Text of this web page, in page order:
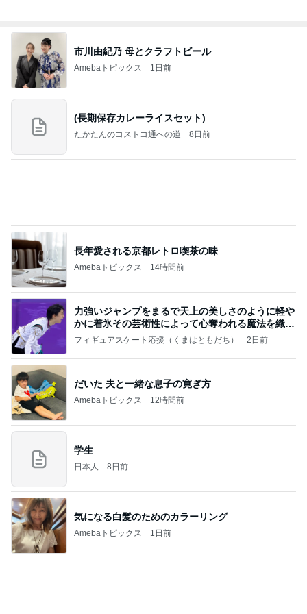
義母は観念した？
予約して買った美味しいとうきび
Amebaトピックス
記事を読む
飛行機が高く子の念願のフェリー
Amebaトピックス 1日前
良心的な事業所ほど経営は苦しく、障害ある子の居
場所「放課後デイサービス」で深刻化する理念と現
実の
プロの指示で進む冗談みたいな悪路
Amebaトピックス 1日前